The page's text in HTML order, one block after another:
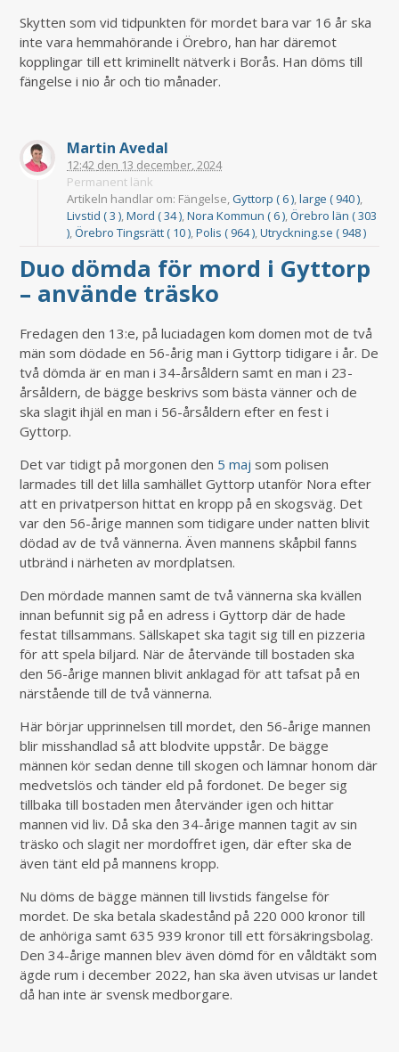
Skytten som vid tidpunkten för mordet bara var 16 år ska
inte vara hemmahörande i Örebro, han har däremot
kopplingar till ett kriminellt nätverk i Borås. Han döms till
fängelse i nio år och tio månader.
Martin Avedal
12:42 den 13 december, 2024
Permanent länk
Artikeln handlar om: Fängelse,Gyttorp ( 6 ),large ( 940 ),
Livstid ( 3 ),Mord ( 34 ),Nora Kommun ( 6 ),Örebro län ( 303
),Örebro Tingsrätt ( 10 ),Polis ( 964 ),Utryckning.se ( 948 )
Duo dömda för mord i Gyttorp
– använde träsko
Fredagen den 13:e, på luciadagen kom domen mot de två
män som dödade en 56-årig man i Gyttorp tidigare i år. De
två dömda är en man i 34-årsåldern samt en man i 23-
årsåldern, de bägge beskrivs som bästa vänner och de
ska slagit ihjäl en man i 56-årsåldern efter en fest i
Gyttorp.
Det var tidigt på morgonen den 5 maj som polisen
larmades till det lilla samhället Gyttorp utanför Nora efter
att en privatperson hittat en kropp på en skogsväg. Det
var den 56-årige mannen som tidigare under natten blivit
dödad av de två vännerna. Även mannens skåpbil fanns
utbränd i närheten av mordplatsen.
Den mördade mannen samt de två vännerna ska kvällen
innan befunnit sig på en adress i Gyttorp där de hade
festat tillsammans. Sällskapet ska tagit sig till en pizzeria
för att spela biljard. När de återvände till bostaden ska
den 56-årige mannen blivit anklagad för att tafsat på en
närstående till de två vännerna.
Här börjar upprinnelsen till mordet, den 56-årige mannen
blir misshandlad så att blodvite uppstår. De bägge
männen kör sedan denne till skogen och lämnar honom där
medvetslös och tänder eld på fordonet. De beger sig
tillbaka till bostaden men återvänder igen och hittar
mannen vid liv. Då ska den 34-årige mannen tagit av sin
träsko och slagit ner mordoffret igen, där efter ska de
även tänt eld på mannens kropp.
Nu döms de bägge männen till livstids fängelse för
mordet. De ska betala skadestånd på 220 000 kronor till
de anhöriga samt 635 939 kronor till ett försäkringsbolag.
Den 34-årige mannen blev även dömd för en våldtäkt som
ägde rum i december 2022, han ska även utvisas ur landet
då han inte är svensk medborgare.